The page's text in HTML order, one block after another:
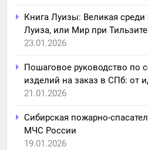
Книга Луизы: Великая
Луиза, или Мир при Тильзите
23.01.2026
Пошаговое руководство по
изделий на заказ в СПб: от
21.01.2026
Сибирская пожарно-
МЧС России
19.01.2026